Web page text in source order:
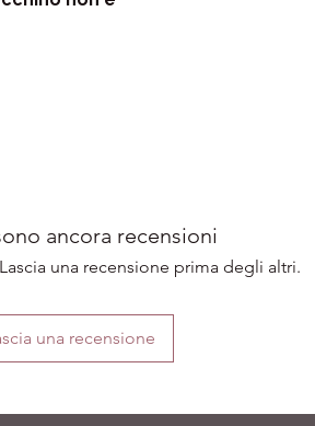
ancora recensioni
una recensione prima degli altri.
una recensione